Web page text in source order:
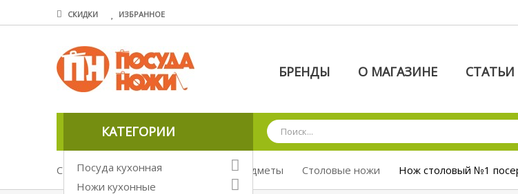
СКИДКИ ИЗБРАННОЕ
БРЕНДЫ О МАГАЗИНЕ СТАТЬИ
КАТЕГОРИИ
Посуда кухонная
Ножи кухонные
Столовые приборы Отдельные предметы Столовые ножи Нож столовый №1